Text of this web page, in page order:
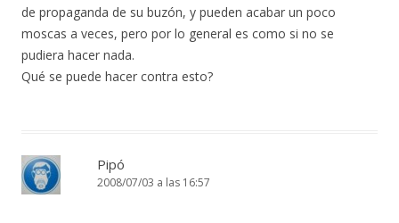
de propaganda de su buzón, y pueden acabar un poco
moscas a veces, pero por lo general es como si no se
pudiera hacer nada.
Qué se puede hacer contra esto?
Pipó
2008/07/03 a las 16:57